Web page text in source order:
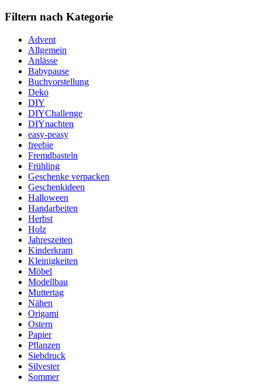
Filtern nach Kategorie
Advent
Allgemein
Anlässe
Babypause
Buchvorstellung
Deko
DIY
DIYChallenge
DIYnachten
easy-peasy
freebie
Fremdbasteln
Frühling
Geschenke verpacken
Geschenkideen
Halloween
Handarbeiten
Herbst
Holz
Jahreszeiten
Kinderkram
Kleinigkeiten
Möbel
Modellbau
Muttertag
Nähen
Origami
Ostern
Papier
Pflanzen
Siebdruck
Silvester
Sommer